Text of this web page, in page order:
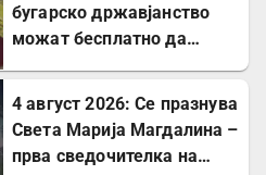
бугарско државјанство
можат бесплатно да
4 август 2026: Се празнува
Света Марија Магдалина –
прва сведочителка на